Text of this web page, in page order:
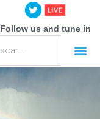
Follow us and tune in